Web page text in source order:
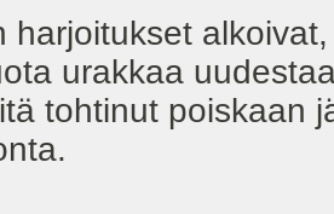
harjoitukset
urakkaa
tohtinut poiskaan